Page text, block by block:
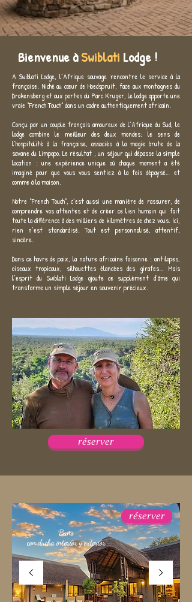
Bienvenue àSwiblati Lodge !
A Swiblati Lodge, l’Afrique sauvage rencontre le service à la
française. Niché au cœur de Hoedspruit, face aux montagnes du
Drakensberg et aux portes du Parc Kruger, le lodge apporte une
vraie “French Touch” dans un cadre authentiquement africain.
Conçu par un couple français amoureux de l’Afrique du Sud, le
lodge combine le meilleur des deux mondes: le sens de
l’hospitalité à la française, associés à la magie brute de la
savane du Limpopo. Le résultat , un séjour qui dépasse la simple
location : une expérience unique où chaque moment a été
imaginé pour que vous vous sentiez à la fois dépaysé… et
comme à la maison.
Notre “French Touch”, c’est aussi une manière de rassurer, de
comprendre vos attentes et de créer ce lien humain qui fait
toute la différence à des milliers de kilomètres de chez vous. Ici,
rien n’est standardisé. Tout est personnalisé, attentif,
sincère.
Dans ce havre de paix, la nature africaine foisonne : antilopes,
oiseaux tropicaux, silhouettes élancées des girafes… Mais
l’esprit du Swiblati Lodge ajoute ce supplément d’âme qui
transforme un simple séjour en souvenir précieux.
réserver
réserver
Baño
con ducha interior y exterior